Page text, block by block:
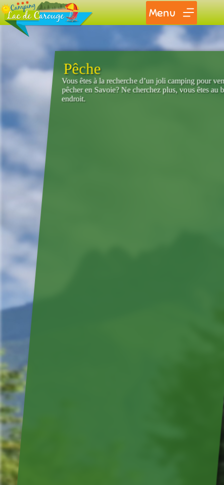
Menu
Pêche
Vous êtes à la recherche d’un joli camping pour
pêcher en Savoie? Ne cherchez plus, vous êtes au
endroit.